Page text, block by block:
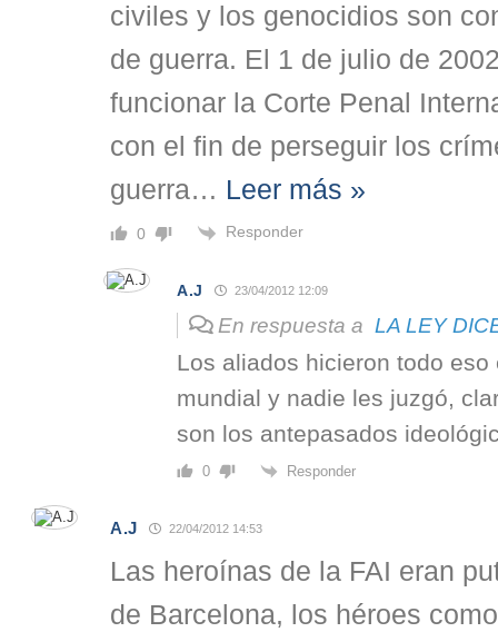
civiles y los genocidios son
de guerra. El 1 de julio de
funcionar la Corte Penal
con el fin de perseguir los
guerra… Leer más »
0 Responder
A.J 23/04/2012 12:09
En respuesta a LA LEY
Los aliados hicieron todo
mundial y nadie les juzgó,
son los antepasados
0 Responder
A.J 22/04/2012 14:53
Las heroínas de la FAI eran
de Barcelona, los héroes